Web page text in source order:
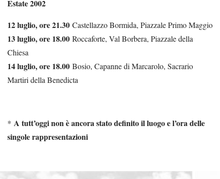
Estate 2002
12 luglio, ore 21.30 Castellazzo Bormida, Piazzale Primo Maggio
13 luglio, ore 18.00 Roccaforte, Val Borbera, Piazzale della
Chiesa
14 luglio, ore 18.00 Bosio, Capanne di Marcarolo, Sacrario
Martiri della Benedicta
* A tutt’oggi non è ancora stato definito il luogo e l’ora delle
singole rappresentazioni